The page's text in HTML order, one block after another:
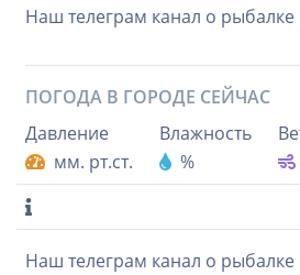
Наш телеграм канал о рыбалке
ПОГОДА В ГОРОДЕ СЕЙЧАС
Давление
мм. рт.ст.
Влажность
%
Наш телеграм канал о рыбалке